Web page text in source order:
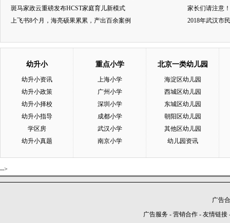
斑马家政云重磅发布HCST家庭育儿新模式
上飞书8个月，海亮硕果累累，产出百余案例
家长们请注意
2018年武汉市
幼升小
幼升小资讯
幼升小政策
幼升小择校
幼升小指导
学区房
幼升小真题
重点小学
上海小学
广州小学
深圳小学
成都小学
武汉小学
南京小学
北京一类幼儿园
海淀区幼儿园
西城区幼儿园
东城区幼儿园
朝阳区幼儿园
其他区幼儿园
幼儿园资讯
-->
广告
广告服务 - 营销合作 - 友情链接